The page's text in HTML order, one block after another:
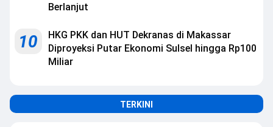
Berlanjut
10
HKG PKK dan HUT Dekranas di Makassar
Diproyeksi Putar Ekonomi Sulsel hingga Rp100
Miliar
TERKINI